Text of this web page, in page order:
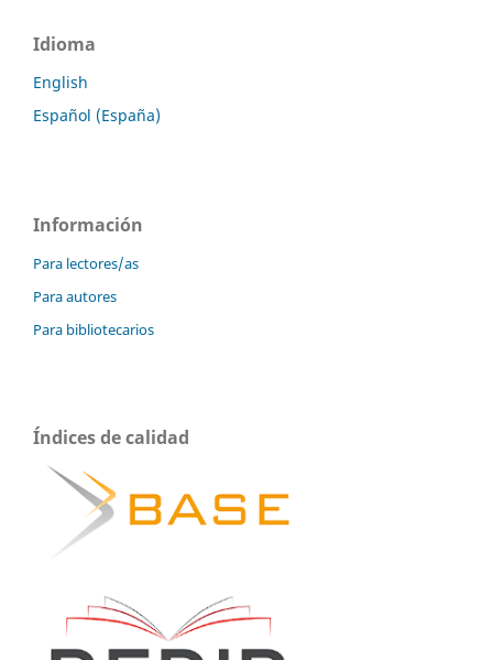
Idioma
English
Español (España)
Información
Para lectores/as
Para autores
Para bibliotecarios
Índices de calidad